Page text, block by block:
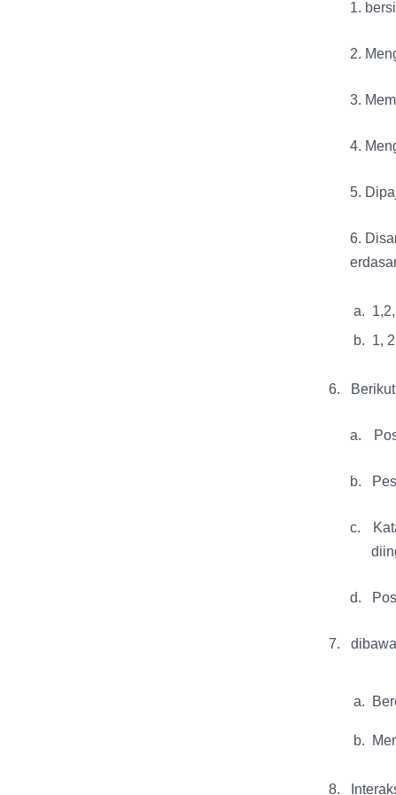
1.
2.
3.
4.
5.
6.
a.
b. 1,
6.
a.
b.
c.
d.
7.
a.
b.
8.